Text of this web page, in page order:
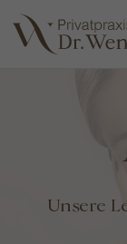
Unsere